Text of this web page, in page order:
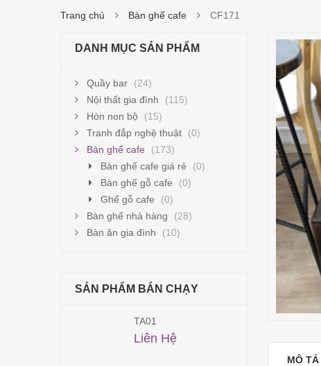
Trang chủ Bàn ghế cafe CF171
MÔ TẢ
DANH MỤC SẢN PHẨM
Quầy bar
(24)
Nội thất gia đình
(115)
Hòn non bộ
(15)
Tranh đắp nghệ thuật
(0)
Bàn ghế cafe
(173)
Bàn ghế cafe giá rẻ
(0)
Bàn ghế gỗ cafe
(0)
Ghế gỗ cafe
(0)
Bàn ghế nhà hàng
(28)
Bàn ăn gia đình
(10)
SẢN PHẨM BÁN CHẠY
TA01
Liên Hệ